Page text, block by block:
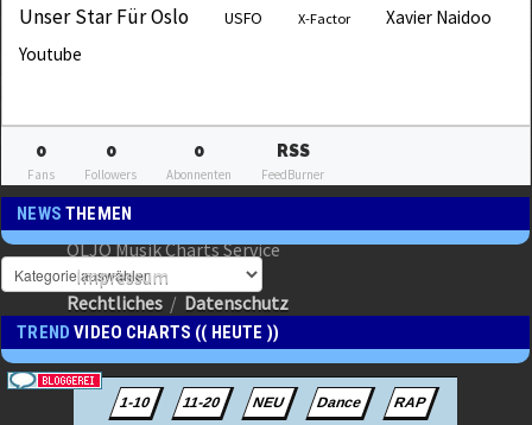
Unser Star Für Oslo USFO X-Factor
Xavier Naidoo
Youtube
0
Fans
0
Followers
0
Abonnenten
RSS
FeedBurner
NEWSTHEMEN
TRENDVIDEO CHARTS (( HEUTE ))
OLJO Musik Charts Service
Impressum
Rechtliches / Datenschutz